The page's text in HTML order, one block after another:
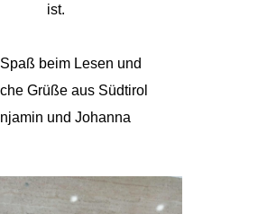
ist.
beim Lesen und
Grüße aus Südtirol
und Johanna